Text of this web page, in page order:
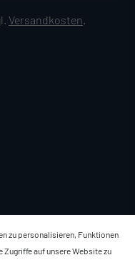
Versandkosten.
zu personalisieren, Funktionen
Zugriffe auf unsere Website zu